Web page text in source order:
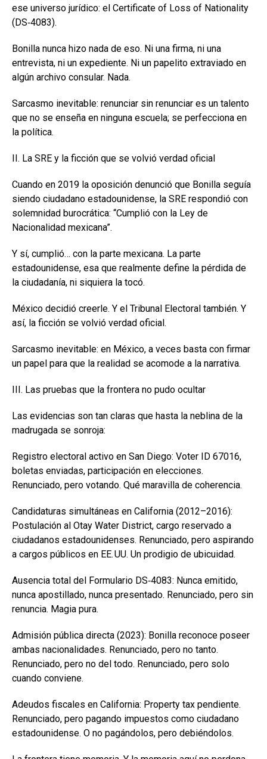
ese universo jurídico: el Certificate of Loss of Nationality
(DS‑4083).
Bonilla nunca hizo nada de eso. Ni una firma, ni una
entrevista, ni un expediente. Ni un papelito extraviado en
algún archivo consular. Nada.
Sarcasmo inevitable: renunciar sin renunciar es un talento
que no se enseña en ninguna escuela; se perfecciona en
la política.
II. La SRE y la ficción que se volvió verdad oficial
Cuando en 2019 la oposición denunció que Bonilla seguía
siendo ciudadano estadounidense, la SRE respondió con
solemnidad burocrática: “Cumplió con la Ley de
Nacionalidad mexicana”.
Y sí, cumplió… con la parte mexicana. La parte
estadounidense, esa que realmente define la pérdida de
la ciudadanía, ni siquiera la tocó.
México decidió creerle. Y el Tribunal Electoral también. Y
así, la ficción se volvió verdad oficial.
Sarcasmo inevitable: en México, a veces basta con firmar
un papel para que la realidad se acomode a la narrativa.
III. Las pruebas que la frontera no pudo ocultar
Las evidencias son tan claras que hasta la neblina de la
madrugada se sonroja:
Registro electoral activo en San Diego: Voter ID 67016,
boletas enviadas, participación en elecciones.
Renunciado, pero votando. Qué maravilla de coherencia.
Candidaturas simultáneas en California (2012–2016):
Postulación al Otay Water District, cargo reservado a
ciudadanos estadounidenses. Renunciado, pero aspirando
a cargos públicos en EE. UU. Un prodigio de ubicuidad.
Ausencia total del Formulario DS‑4083: Nunca emitido,
nunca apostillado, nunca presentado. Renunciado, pero sin
renuncia. Magia pura.
Admisión pública directa (2023): Bonilla reconoce poseer
ambas nacionalidades. Renunciado, pero no tanto.
Renunciado, pero no del todo. Renunciado, pero solo
cuando conviene.
Adeudos fiscales en California: Property tax pendiente.
Renunciado, pero pagando impuestos como ciudadano
estadounidense. O no pagándolos, pero debiéndolos.